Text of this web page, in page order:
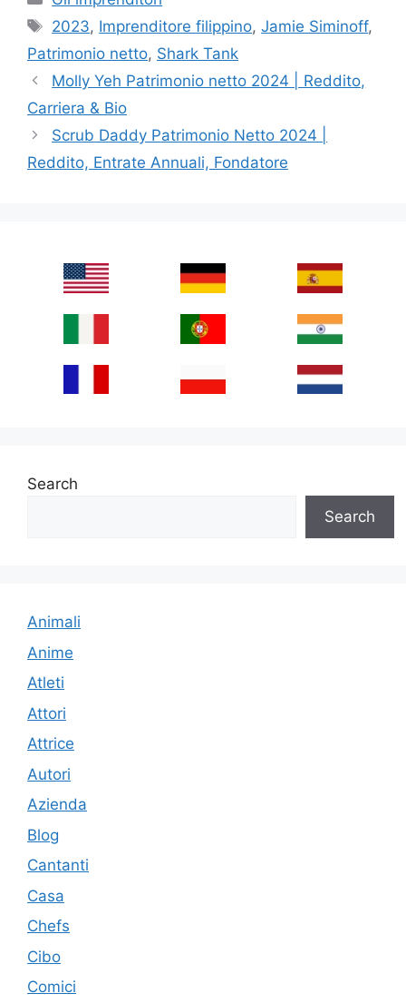
Tags
2023, Imprenditore filippino,Jamie Siminoff,
Patrimonio netto, Shark Tank
Molly Yeh Patrimonio netto 2024 | Reddito,
Carriera & Bio
Scrub Daddy Patrimonio Netto 2024 |
Reddito, Entrate Annuali, Fondatore
Search
Search
Animali
Anime
Atleti
Attori
Attrice
Autori
Azienda
Blog
Cantanti
Casa
Chefs
Cibo
Comici